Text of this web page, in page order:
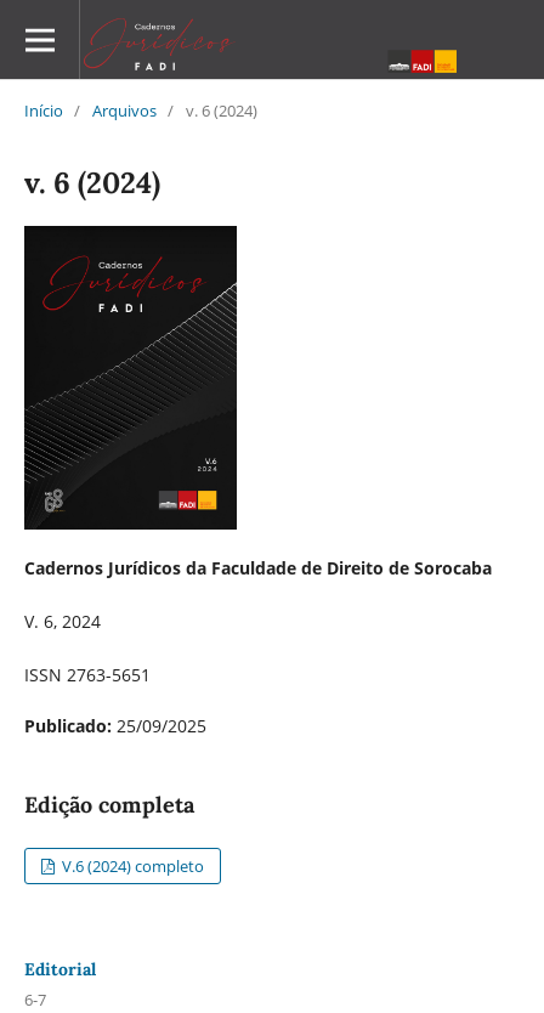
Início / Arquivos / v. 6 (2024)
v. 6 (2024)
Cadernos Jurídicos da Faculdade de Direito de Sorocaba
V. 6, 2024
ISSN 2763-5651
Publicado: 25/09/2025
Edição completa
V.6 (2024) completo
Editorial
6-7